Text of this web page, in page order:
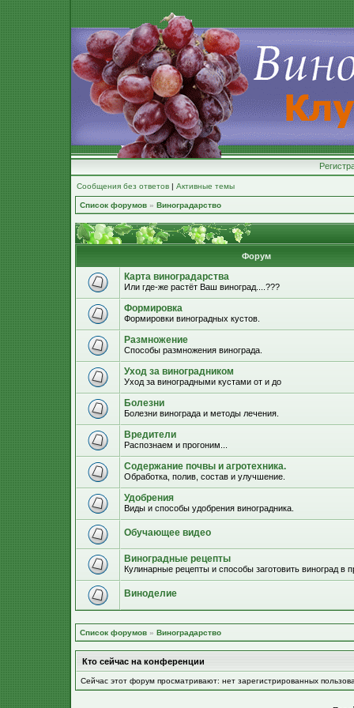
Сообщения без ответов | Активные темы
Список форумов » Виноградарство
Форум
Карта виноградарства
Или где-же растёт Ваш виноград....???
Формировка
Формировки виноградных кустов.
Размножение
Способы размножения винограда.
Уход за виноградником
Уход за виноградными кустами от и до
Болезни
Болезни винограда и методы лечения.
Вредители
Распознаем и прогоним...
Содержание почвы и агротехника.
Обработка, полив, состав и улучшение.
Удобрения
Виды и способы удобрения виноградника.
Обучающее видео
Виноградные рецепты
Кулинарные рецепты и способы заготовить виноград в
Виноделие
Список форумов » Виноградарство
Кто сейчас на конференции
Сейчас этот форум просматривают: нет зарегистрированных